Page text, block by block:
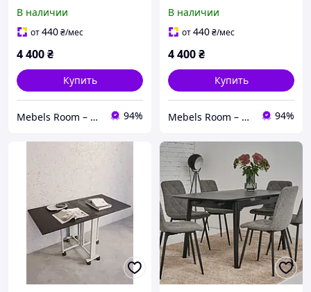
стиле лофт
В наличии
от440₴/мес
4 400₴
Купить
Mebels Room – ми за комфорт та зручність для вас 94%
стиле лофт
В наличии
от440₴/мес
4 400₴
Купить
Mebels Room – ми за комфорт та зручність для вас 94%